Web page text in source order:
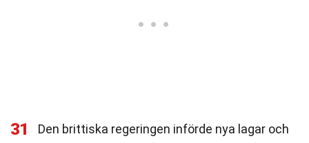
31
Den brittiska regeringen införde nya lagar och